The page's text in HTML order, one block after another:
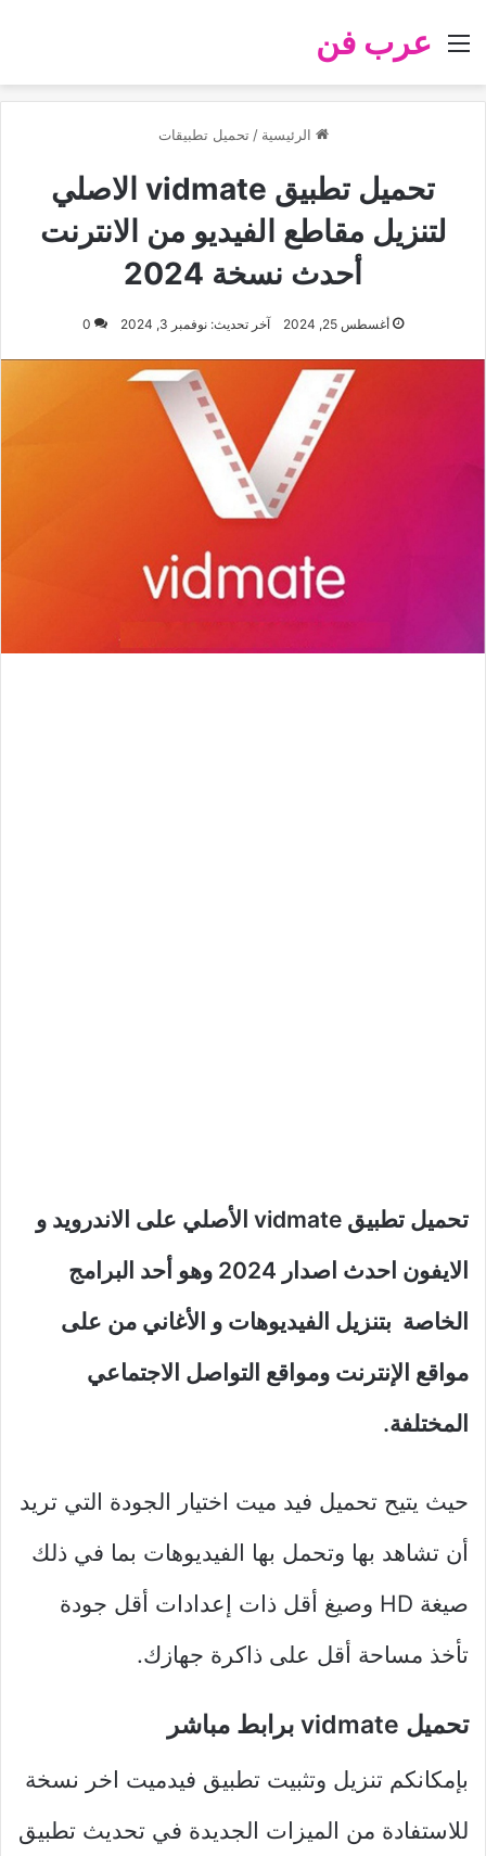
عرب فن
القائمة
الرئيسية / تحميل تطبيقات
تحميل تطبيق vidmate الاصلي
لتنزيل مقاطع الفيديو من الانترنت
أحدث نسخة 2024
أغسطس 25, 2024 آخر تحديث: نوفمبر 3, 2024 0
تحميل تطبيق vidmate الأصلي على الاندرويد و
الايفون احدث اصدار 2024 وهو أحد البرامج
الخاصة بتنزيل الفيديوهات و الأغاني من على
مواقع الإنترنت ومواقع التواصل الاجتماعي
المختلفة.
حيث يتيح تحميل فيد ميت اختيار الجودة التي تريد
أن تشاهد بها وتحمل بها الفيديوهات بما في ذلك
صيغة HD وصيغ أقل ذات إعدادات أقل جودة
تأخذ مساحة أقل على ذاكرة جهازك.
تحميل vidmate برابط مباشر
بإمكانكم تنزيل وتثبيت تطبيق فيدميت اخر نسخة
للاستفادة من الميزات الجديدة في تحديث تطبيق